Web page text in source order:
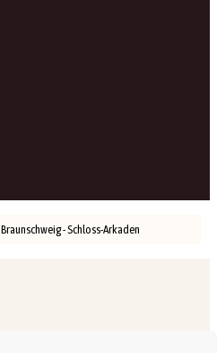
Braunschweig - Schloss-Arkaden